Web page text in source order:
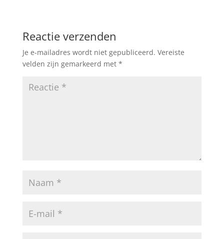
Reactie verzenden
Je e-mailadres wordt niet gepubliceerd. Vereiste
velden zijn gemarkeerd met *